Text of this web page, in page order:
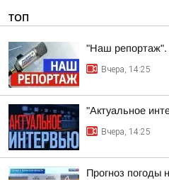
ТОП
"Наш репортаж".
Вчера, 14:25
"Актуальное
Вчера, 14:25
Прогноз погоды